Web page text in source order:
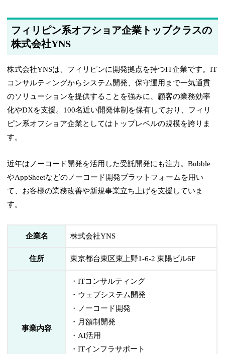
フィリピン系オフショア企業トップクラスの
株式会社YNS
株式会社YNSは、フィリピンに開発拠点を持つIT企業です。IT
コンサルティングからシステム開発、保守運用まで一気通貫
のソリューションを提供することを強みに、顧客の業務効率
化やDXを支援。100名近い開発体制を保有しており、フィリ
ピン系オフショア企業としてはトップレベルの規模を誇りま
す。
近年はノーコード開発を活用した受託開発にも注力。Bubble
やAppSheetなどのノーコード開発プラットフォームを用い
て、お客様の業務改善や新規事業立ち上げを支援していま
す。
企業名 株式会社YNS
住所 東京都台東区東上野1-6-2 東陽ビル6F
事業内容
・ITコンサルティング
・ウェブシステム開発
・ノーコード開発
・月額制開発
・AI活用
・ITインフラサポート